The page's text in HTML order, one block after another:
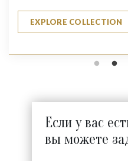
EXPLORE COLLECTION
Если у вас
вы можете